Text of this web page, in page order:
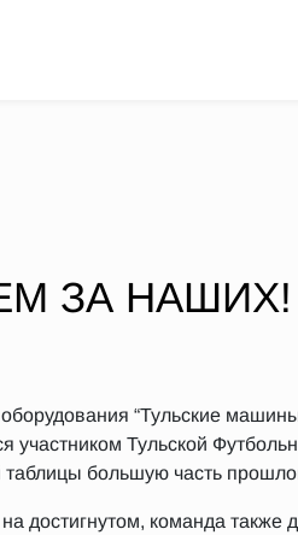
ЗА НАШИХ!
“Тульские
участником Тульской
большую часть
достигнутом, команда также